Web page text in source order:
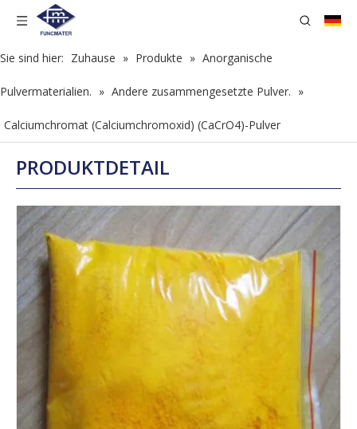
Sie sind hier: Zuhause » Produkte » Anorganische
Pulvermaterialien. » Andere zusammengesetzte Pulver. »
Calciumchromat (Calciumchromoxid) (CaCrO4)-Pulver
PRODUKTDETAIL